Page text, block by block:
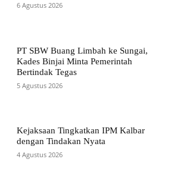
6 Agustus 2026
PT SBW Buang Limbah ke Sungai,
Kades Binjai Minta Pemerintah
Bertindak Tegas
5 Agustus 2026
Kejaksaan Tingkatkan IPM Kalbar
dengan Tindakan Nyata
4 Agustus 2026